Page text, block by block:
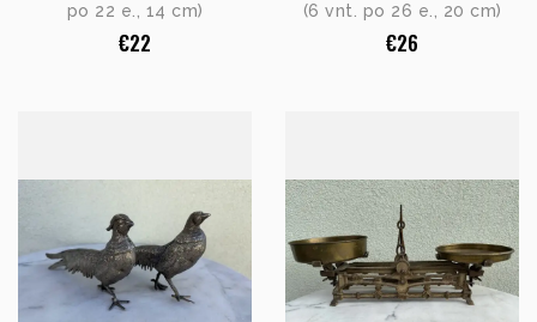
po 22 e., 14 cm)
€22
(6 vnt. po 26 e., 20 cm)
€26